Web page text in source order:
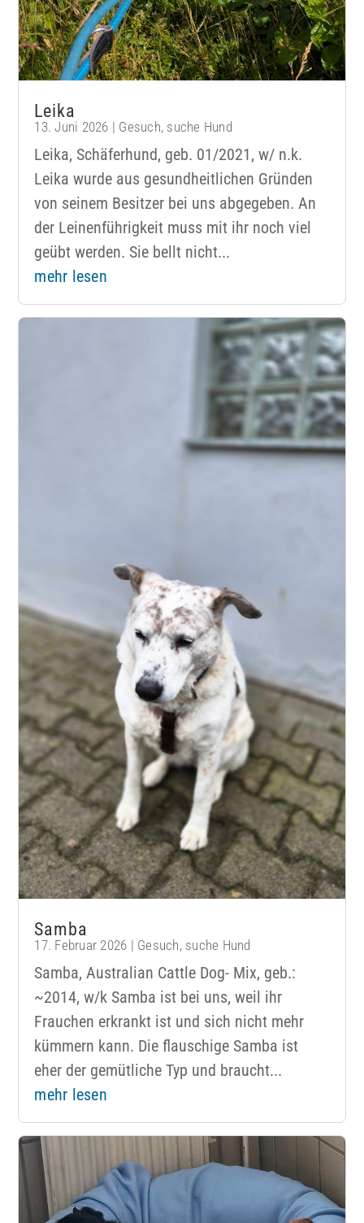
Leika
13. Juni 2026 | Gesuch, suche Hund
Leika, Schäferhund, geb. 01/2021, w/ n.k.
Leika wurde aus gesundheitlichen Gründen
von seinem Besitzer bei uns abgegeben. An
der Leinenführigkeit muss mit ihr noch viel
geübt werden. Sie bellt nicht...
mehr lesen
Samba
17. Februar 2026 | Gesuch, suche Hund
Samba, Australian Cattle Dog- Mix, geb.:
~2014, w/k Samba ist bei uns, weil ihr
Frauchen erkrankt ist und sich nicht mehr
kümmern kann. Die flauschige Samba ist
eher der gemütliche Typ und braucht...
mehr lesen